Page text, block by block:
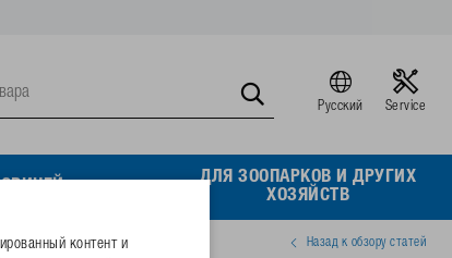
Русский Service
ДЛЯ ЗООПАРКОВ И ДРУГИХ
ХОЗЯЙСТВ
Назад к обзору статей
контент и